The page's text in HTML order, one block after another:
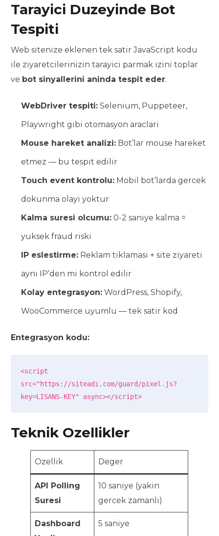
Tarayici Duzeyinde Bot
Tespiti
Web sitenize eklenen tek satir JavaScript kodu
ile ziyaretcilerinizin tarayici parmak izini toplar
ve bot sinyallerini aninda tespit eder.
WebDriver tespiti: Selenium, Puppeteer,
Playwright gibi otomasyon araclari
Mouse hareket analizi: Bot’lar mouse hareket
etmez — bu tespit edilir
Touch event kontrolu: Mobil bot’larda gercek
dokunma olayi yoktur
Kalma suresi olcumu: 0-2 saniye kalma =
yuksek fraud riski
IP eslestirme: Reklam tiklamasi + site ziyareti
ayni IP’den mi kontrol edilir
Kolay entegrasyon: WordPress, Shopify,
WooCommerce uyumlu — tek satir kod
Entegrasyon kodu:
<script
src="https://siteadı.com/guard/pixel.js?
key=LISANS-KEY" async></script>
Teknik Ozellikler
Ozellik Deger
API Polling
Suresi
10 saniye (yakin
gercek zamanli)
Dashboard
5 saniye